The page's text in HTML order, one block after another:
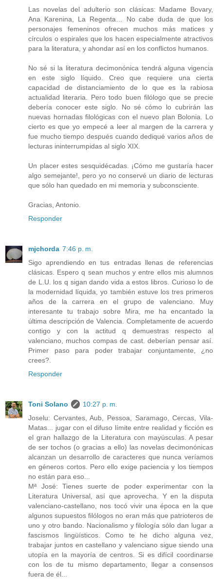
Las novelas del adulterio son clásicas: Madame Bovary,
Ana Karenina, La Regenta… No cabe duda de que los
personajes femeninos ofrecen muchos más matices y
círculos o espirales que los hacen especialmente atractivos
para la literatura, y ahondar así en los conflictos humanos.
No sé si la literatura decimonónica tendrá alguna vigencia
en este siglo líquido. Creo que requiere una cierta
capacidad de distanciamiento de lo que es la rabiosa
actualidad literaria. Pero todo buen filólogo que se precie
debería conocer este siglo. No sé cómo lo cubrirán las
nuevas hornadas filológicas con el nuevo plan Bolonia. Lo
cierto es que yo empecé a leer al margen de la carrera y
fue mucho tiempo después cuando dediqué varios años de
lecturas ininterrumpidas al siglo XIX.
Un placer estes sesquidécadas. ¡Cómo me gustaría hacer
algo semejante!, pero yo no conservé un diario de lecturas
que sólo han quedado en mi memoria y subconsciente.
Gracias, Antonio.
Responder
mjchorda 7:46 p. m.
Sigo aprendiendo en tus entradas llenas de referencias
clásicas. Espero q sean muchos y entre ellos mis alumnos
de L.U. los q sigan dando vida a estos libros. Curioso lo de
la modernidad líquida, yo también estuve los tres primeros
años de la carrera en el grupo de valenciano. Muy
interesante tu trabajo sobre Mira, me ha encantado la
última descripción de Valencia. Completamente de acuerdo
contigo y con la actitud q demuestras respecto al
valenciano, muchos compas de cast. deberían pensar así.
Primer paso para poder trabajar conjuntamente, ¿no
crees?.
Responder
Toni Solano
10:27 p. m.
Joselu: Cervantes, Aub, Pessoa, Saramago, Cercas, Vila-
Matas... jugar con el difuso límite entre realidad y ficción es
el gran hallazgo de la Literatura con mayúsculas. A pesar
de ser tochos (o gracias a ello) las novelas decimonónicas
alcanzan un desarrollo de caracteres que nunca veríamos
en géneros cortos. Pero ello exige paciencia y los tiempos
no están para eso...
Mª José: Tienes suerte de poder experimentar con la
Literatura Universal, así que aprovecha. Y en la disputa
valenciano-castellano, nos tocó vivir una época en la que
algunos supuestos filólogos no eran más que patrioteros de
uno y otro bando. Nacionalismo y filología sólo dan lugar a
fascismos lingüísticos. Como te he dicho alguna vez,
trabajar juntos en castellano y valenciano sigue siendo una
utopía en la mayoría de centros. Si es difícil coordinarse
con los de tu mismo departamento, llegar a consensos
fuera de él...